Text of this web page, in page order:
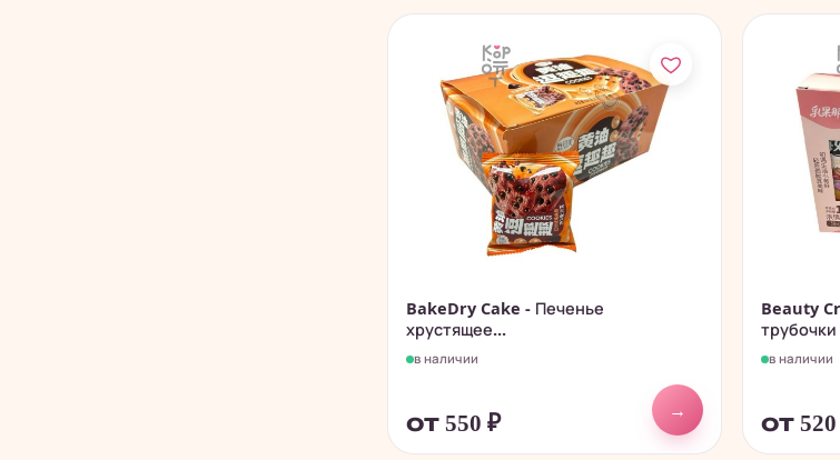
BakeDry Cake - Печенье
хрустящее...
в наличии
от 550 ₽
→
Beauty
в наличии
от